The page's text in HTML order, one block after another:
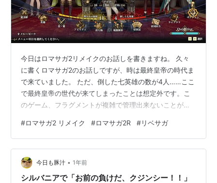
今日はロマサガ2リメイクのお話しを書きますね。 久々
に書くロマサガ2のお話しですが、時は最終皇帝の時代ま
で来ていました。 ただ、倒した七英雄の数が4人……ここ
で最終皇帝の世代が来てしまったことは想定外です。こ
のゲーム、フラグメントが複雑で管理出来ないことが多
もう少しあとでお願いしたかったのですが致し方なし。
サクッと七英雄を片付けようと思います。 これが現状の
パーティーです。 ソウジ君はこの後抜けて貰うことにし
ます。やはりネタキャラ……というかLP1はしんどいで
す。強いのですけどね、ソウジ君。 他は結構テキトーで
#ロマサガ2 リメイク #ロマサガ2R #リベサガ
今日も豚汁 • 1年前
シルバニアで「お前の負けだ、クジンシー！！」